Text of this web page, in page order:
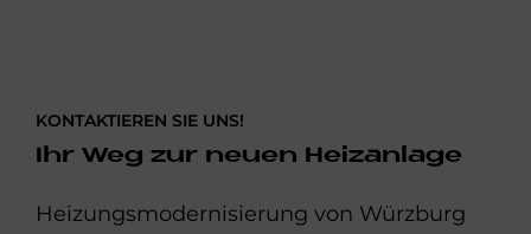
KONTAKTIEREN SIE UNS!
Ihr Weg zur neuen Heizanlage
Heizungsmodernisierung von Würzburg